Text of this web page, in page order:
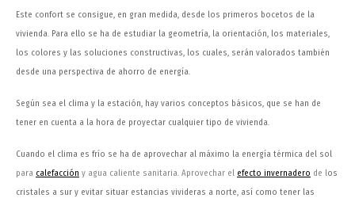
Este confort se consigue, en gran medida, desde los primeros bocetos de la
vivienda. Para ello se ha de estudiar la geometría, la orientación, los materiales,
los colores y las soluciones constructivas, los cuales, serán valorados también
desde una perspectiva de ahorro de energía.
Según sea el clima y la estación, hay varios conceptos básicos, que se han de
tener en cuenta a la hora de proyectar cualquier tipo de vivienda.
Cuando el clima es frío se ha de aprovechar al máximo la energía térmica del sol
para calefacción y agua caliente sanitaria. Aprovechar el efecto invernadero de los
cristales a sur y evitar situar estancias vivideras a norte, así como tener las